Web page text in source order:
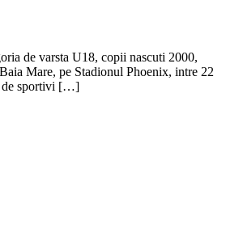
de varsta U18, copii nascuti 2000,
Mare, pe Stadionul Phoenix, intre 22
de sportivi […]